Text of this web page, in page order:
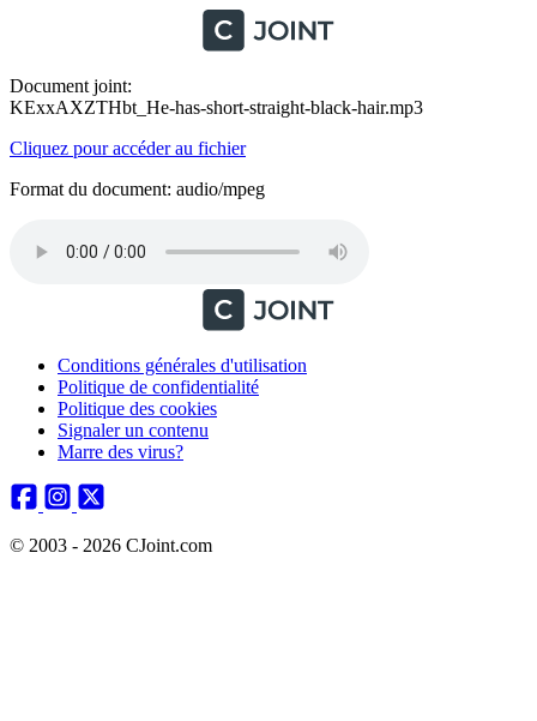
Document joint:
KExxAXZTHbt_He-has-short-straight-black-hair.mp3
Cliquez pour accéder au fichier
Format du document: audio/mpeg
Conditions générales d'utilisation
Politique de confidentialité
Politique des cookies
Signaler un contenu
Marre des virus?
© 2003 - 2026 CJoint.com